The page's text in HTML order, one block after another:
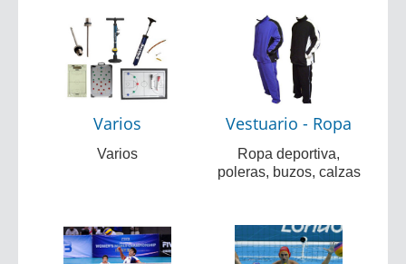
Varios
Varios
Vestuario - Ropa
Ropa deportiva,
poleras, buzos, calzas